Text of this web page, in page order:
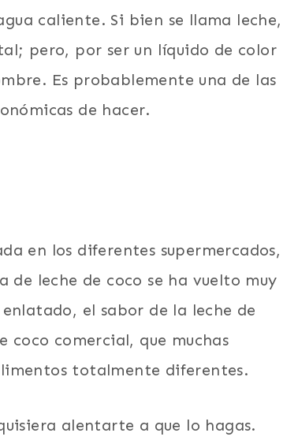
caliente. Si bien se llama leche,
pero, por ser un líquido de color
Es probablemente una de las
de hacer.
en los diferentes supermercados,
de leche de coco se ha vuelto muy
el sabor de la leche de
coco comercial, que muchas
totalmente diferentes.
alentarte a que lo hagas.